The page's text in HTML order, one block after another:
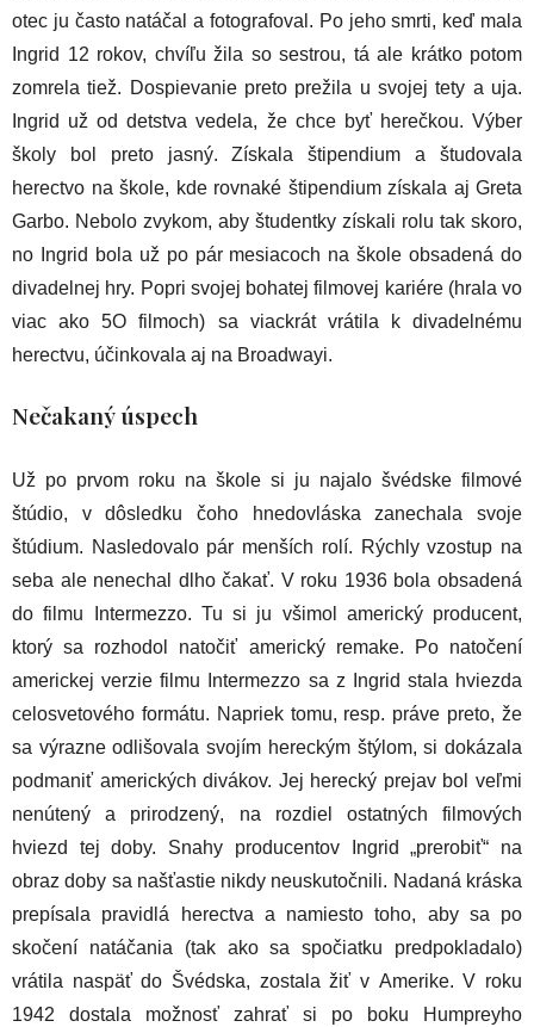
otec ju často natáčal a fotografoval. Po jeho smrti, keď mala
Ingrid 12 rokov, chvíľu žila so sestrou, tá ale krátko potom
zomrela tiež. Dospievanie preto prežila u svojej tety a uja.
Ingrid už od detstva vedela, že chce byť herečkou. Výber
školy bol preto jasný. Získala štipendium a študovala
herectvo na škole, kde rovnaké štipendium získala aj Greta
Garbo. Nebolo zvykom, aby študentky získali rolu tak skoro,
no Ingrid bola už po pár mesiacoch na škole obsadená do
divadelnej hry. Popri svojej bohatej filmovej kariére (hrala vo
viac ako 5O filmoch) sa viackrát vrátila k divadelnému
herectvu, účinkovala aj na Broadwayi.
Nečakaný úspech
Už po prvom roku na škole si ju najalo švédske filmové
štúdio, v dôsledku čoho hnedovláska zanechala svoje
štúdium. Nasledovalo pár menších rolí. Rýchly vzostup na
seba ale nenechal dlho čakať. V roku 1936 bola obsadená
do filmu Intermezzo. Tu si ju všimol americký producent,
ktorý sa rozhodol natočiť americký remake. Po natočení
americkej verzie filmu Intermezzo sa z Ingrid stala hviezda
celosvetového formátu. Napriek tomu, resp. práve preto, že
sa výrazne odlišovala svojím hereckým štýlom, si dokázala
podmaniť amerických divákov. Jej herecký prejav bol veľmi
nenútený a prirodzený, na rozdiel ostatných filmových
hviezd tej doby. Snahy producentov Ingrid „prerobiť“ na
obraz doby sa našťastie nikdy neuskutočnili. Nadaná kráska
prepísala pravidlá herectva a namiesto toho, aby sa po
skočení natáčania (tak ako sa spočiatku predpokladalo)
vrátila naspäť do Švédska, zostala žiť v Amerike. V roku
1942 dostala možnosť zahrať si po boku Humpreyho